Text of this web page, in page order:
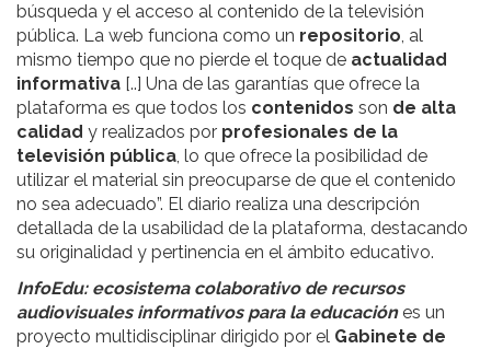
búsqueda y el acceso al contenido de la televisión
pública. La web funciona como un repositorio, al
mismo tiempo que no pierde el toque de actualidad
informativa [..] Una de las garantías que ofrece la
plataforma es que todos los contenidos son de alta
calidad y realizados por profesionales de la
televisión pública, lo que ofrece la posibilidad de
utilizar el material sin preocuparse de que el contenido
no sea adecuado”. El diario realiza una descripción
detallada de la usabilidad de la plataforma, destacando
su originalidad y pertinencia en el ámbito educativo.
InfoEdu: ecosistema colaborativo de recursos
audiovisuales informativos para la educaciónes un
proyecto multidisciplinar dirigido por el Gabinete de